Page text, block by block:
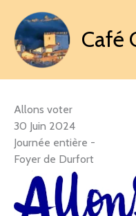
contenu
Café
Allons voter
30 Juin 2024
Journée entière -
Foyer de Durfort